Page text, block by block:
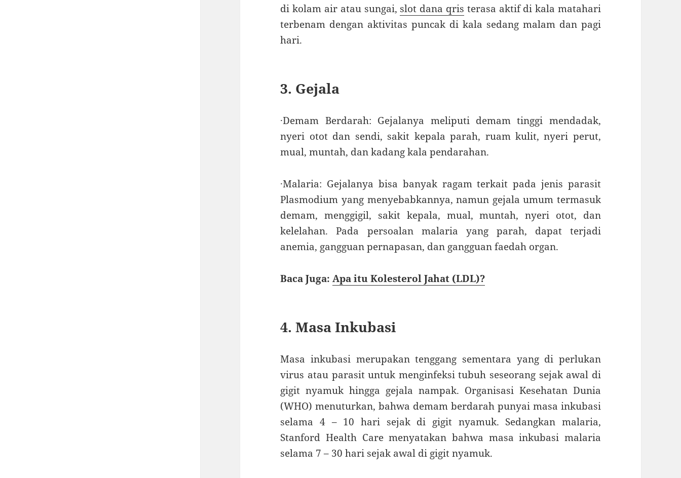
di kolam air atau sungai, slot dana qris terasa aktif di kala matahari
terbenam dengan aktivitas puncak di kala sedang malam dan pagi
hari.
3. Gejala
·Demam Berdarah: Gejalanya meliputi demam tinggi mendadak,
nyeri otot dan sendi, sakit kepala parah, ruam kulit, nyeri perut,
mual, muntah, dan kadang kala pendarahan.
·Malaria: Gejalanya bisa banyak ragam terkait pada jenis parasit
Plasmodium yang menyebabkannya, namun gejala umum termasuk
demam, menggigil, sakit kepala, mual, muntah, nyeri otot, dan
kelelahan. Pada persoalan malaria yang parah, dapat terjadi
anemia, gangguan pernapasan, dan gangguan faedah organ.
Baca Juga:Apa itu Kolesterol Jahat (LDL)?
4. Masa Inkubasi
Masa inkubasi merupakan tenggang sementara yang di perlukan
virus atau parasit untuk menginfeksi tubuh seseorang sejak awal di
gigit nyamuk hingga gejala nampak. Organisasi Kesehatan Dunia
(WHO) menuturkan, bahwa demam berdarah punyai masa inkubasi
selama 4 – 10 hari sejak di gigit nyamuk. Sedangkan malaria,
Stanford Health Care menyatakan bahwa masa inkubasi malaria
selama 7 – 30 hari sejak awal di gigit nyamuk.